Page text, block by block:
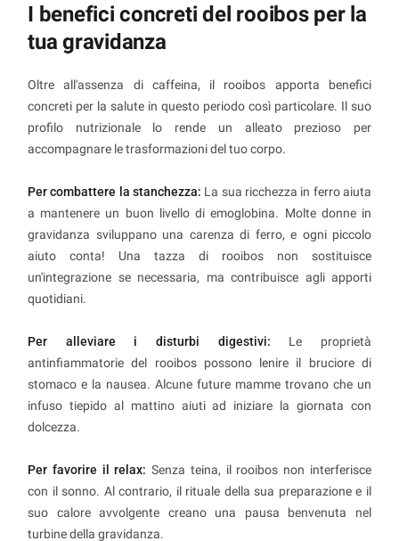
I benefici concreti del rooibos per la
tua gravidanza
Oltre all'assenza di caffeina, il rooibos apporta benefici
concreti per la salute in questo periodo così particolare. Il suo
profilo nutrizionale lo rende un alleato prezioso per
accompagnare le trasformazioni del tuo corpo.
Per combattere la stanchezza: La sua ricchezza in ferro aiuta
a mantenere un buon livello di emoglobina. Molte donne in
gravidanza sviluppano una carenza di ferro, e ogni piccolo
aiuto conta! Una tazza di rooibos non sostituisce
un'integrazione se necessaria, ma contribuisce agli apporti
quotidiani.
Per alleviare i disturbi digestivi: Le proprietà
antinfiammatorie del rooibos possono lenire il bruciore di
stomaco e la nausea. Alcune future mamme trovano che un
infuso tiepido al mattino aiuti ad iniziare la giornata con
dolcezza.
Per favorire il relax: Senza teina, il rooibos non interferisce
con il sonno. Al contrario, il rituale della sua preparazione e il
suo calore avvolgente creano una pausa benvenuta nel
turbine della gravidanza.